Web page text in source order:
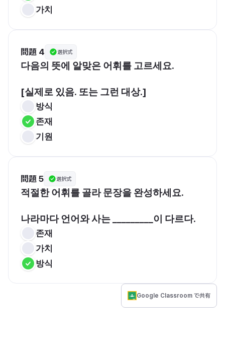
가치
問題 4 選択式
다음의 뜻에 알맞은 어휘를 고르세요.
[실제로 있음. 또는 그런 대상.]
방식
존재
기원
問題 5 選択式
적절한 어휘를 골라 문장을 완성하세요.
나라마다 언어와 사는 _________이 다르다.
존재
가치
방식
Google Classroom で共有